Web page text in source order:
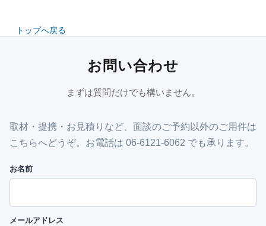
トップへ戻る
お問い合わせ
まずは質問だけでも構いません。
取材・提携・お見積りなど、面談のご予約以外のご用件は
こちらへどうぞ。お電話は 06-6121-6062 でも承ります。
お名前
メールアドレス